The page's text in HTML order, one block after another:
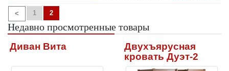
< 1 2
Недавно просмотренные товары
Диван Вита
Двухъярусная
кровать Дуэт-2